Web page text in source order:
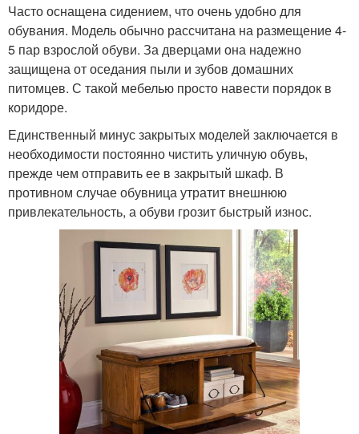
Часто оснащена сидением, что очень удобно для
обувания. Модель обычно рассчитана на размещение 4-
5 пар взрослой обуви. За дверцами она надежно
защищена от оседания пыли и зубов домашних
питомцев. С такой мебелью просто навести порядок в
коридоре.
Единственный минус закрытых моделей заключается в
необходимости постоянно чистить уличную обувь,
прежде чем отправить ее в закрытый шкаф. В
противном случае обувница утратит внешнюю
привлекательность, а обуви грозит быстрый износ.